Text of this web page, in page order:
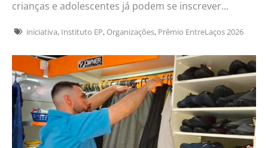
crianças e adolescentes já podem se inscrever...
iniciativa, Instituto EP, Organizações, Prêmio EntreLaços 2026